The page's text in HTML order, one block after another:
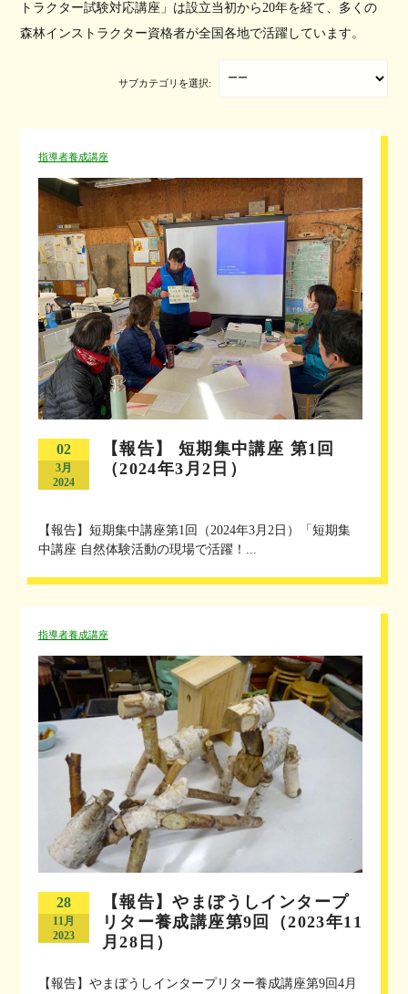
トラクター試験対応講座」は設立当初から20年を経て、多くの
森林インストラクター資格者が全国各地で活躍しています。
サブカテゴリを選択:
指導者養成講座
02
3月
2024
【報告】 短期集中講座 第1回
（2024年3月2日）
【報告】短期集中講座第1回（2024年3月2日）「短期集
中講座 自然体験活動の現場で活躍！...
指導者養成講座
28
11月
2023
【報告】やまぼうしインタープ
リター養成講座第9回（2023年11
月28日）
【報告】やまぼうしインタープリター養成講座第9回4月